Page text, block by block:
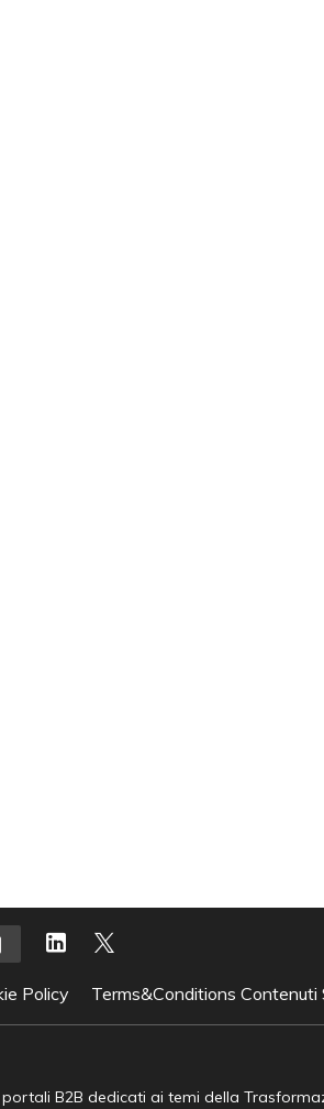
Policy Terms&Conditions Contenuti
B2B dedicati ai temi della